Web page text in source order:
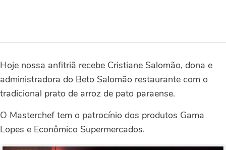
Hoje nossa anfitriã recebe Cristiane Salomão, dona e
administradora do Beto Salomão restaurante com o
tradicional prato de arroz de pato paraense.
O Masterchef tem o patrocínio dos produtos Gama
Lopes e Econômico Supermercados.